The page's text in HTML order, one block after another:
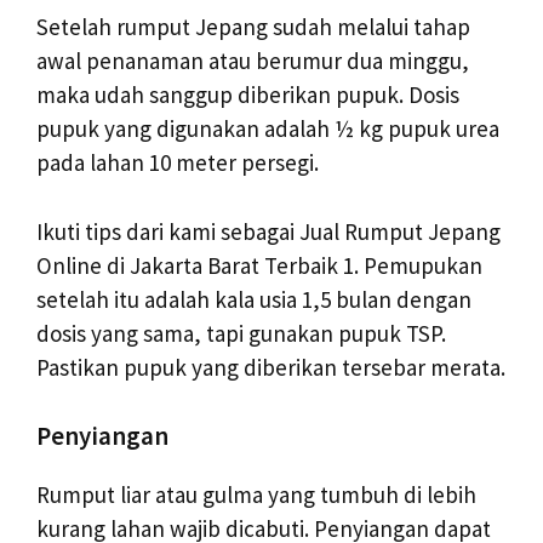
Setelah rumput Jepang sudah melalui tahap
awal penanaman atau berumur dua minggu,
maka udah sanggup diberikan pupuk. Dosis
pupuk yang digunakan adalah ½ kg pupuk urea
pada lahan 10 meter persegi.
Ikuti tips dari kami sebagai Jual Rumput Jepang
Online di Jakarta Barat Terbaik 1. Pemupukan
setelah itu adalah kala usia 1,5 bulan dengan
dosis yang sama, tapi gunakan pupuk TSP.
Pastikan pupuk yang diberikan tersebar merata.
Penyiangan
Rumput liar atau gulma yang tumbuh di lebih
kurang lahan wajib dicabuti. Penyiangan dapat